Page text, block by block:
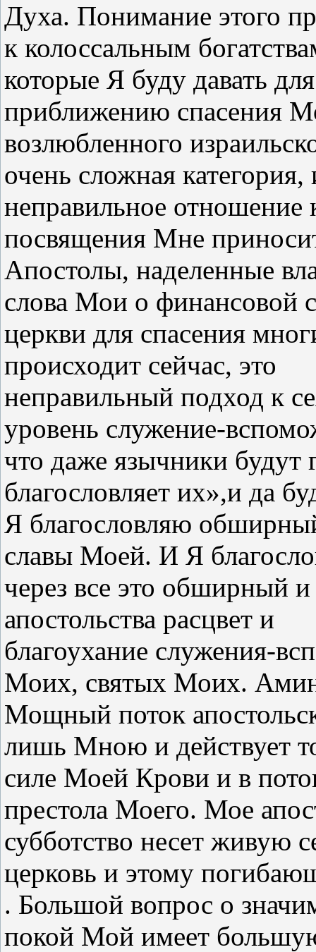
Духа. Понимание этого
к колоссальным
которые Я буду давать
приближению спасения
возлюбленного
очень сложная категория,
неправильное отношение
посвящения Мне
Апостолы, наделенные
слова Мои о финансовой
церкви для спасения
происходит сейчас, это
неправильный подход к
уровень служение-
что даже язычники будут
благословляет их»,и да
Я благословляю
славы Моей. И Я
через все это обширный
апостольства расцвет и
благоухание служения-
Моих, святых Моих.
Мощный поток
лишь Мною и действует
силе Моей Крови и в
престола Моего. Мое
субботство несет живую
церковь и этому
. Большой вопрос о
покой Мой имеет